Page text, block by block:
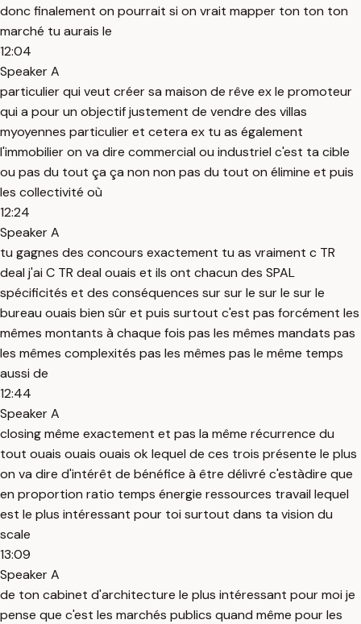
donc finalement on pourrait si on vrait mapper ton ton ton
marché tu aurais le
12:04
Speaker A
particulier qui veut créer sa maison de rêve ex le promoteur
qui a pour un objectif justement de vendre des villas
myoyennes particulier et cetera ex tu as également
l'immobilier on va dire commercial ou industriel c'est ta cible
ou pas du tout ça ça non non pas du tout on élimine et puis
les collectivité où
12:24
Speaker A
tu gagnes des concours exactement tu as vraiment c TR
deal j'ai C TR deal ouais et ils ont chacun des SPAL
spécificités et des conséquences sur sur le sur le sur le
bureau ouais bien sûr et puis surtout c'est pas forcément les
mêmes montants à chaque fois pas les mêmes mandats pas
les mêmes complexités pas les mêmes pas le même temps
aussi de
12:44
Speaker A
closing même exactement et pas la même récurrence du
tout ouais ouais ouais ok lequel de ces trois présente le plus
on va dire d'intérêt de bénéfice à être délivré c'estàdire que
en proportion ratio temps énergie ressources travail lequel
est le plus intéressant pour toi surtout dans ta vision du
scale
13:09
Speaker A
de ton cabinet d'architecture le plus intéressant pour moi je
pense que c'est les marchés publics quand même pour les